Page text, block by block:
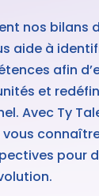
nos bilans
aide à
afin
et
Avec Ty
vous
pour